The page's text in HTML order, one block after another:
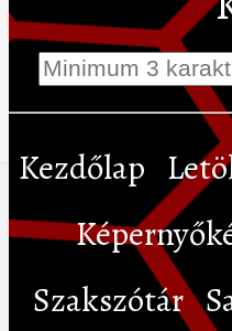
Kezdőlap
Szakszótár